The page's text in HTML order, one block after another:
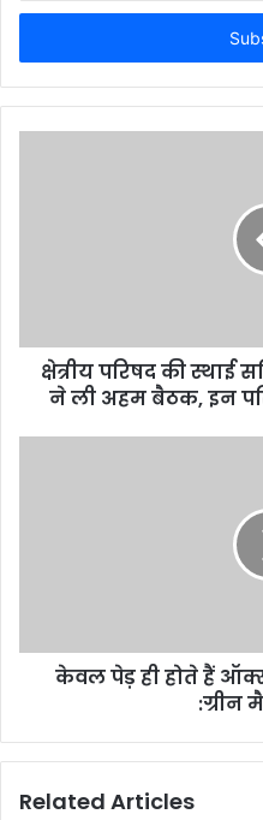
t
r
y
d
क्षेत्रीय परिषद की
ने ली अहम बैठक, इन
केवल पेड़ ही होते हैं
:ग्रीन
Related Articles